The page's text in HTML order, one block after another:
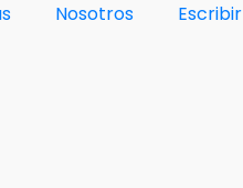
Nosotros Escribir